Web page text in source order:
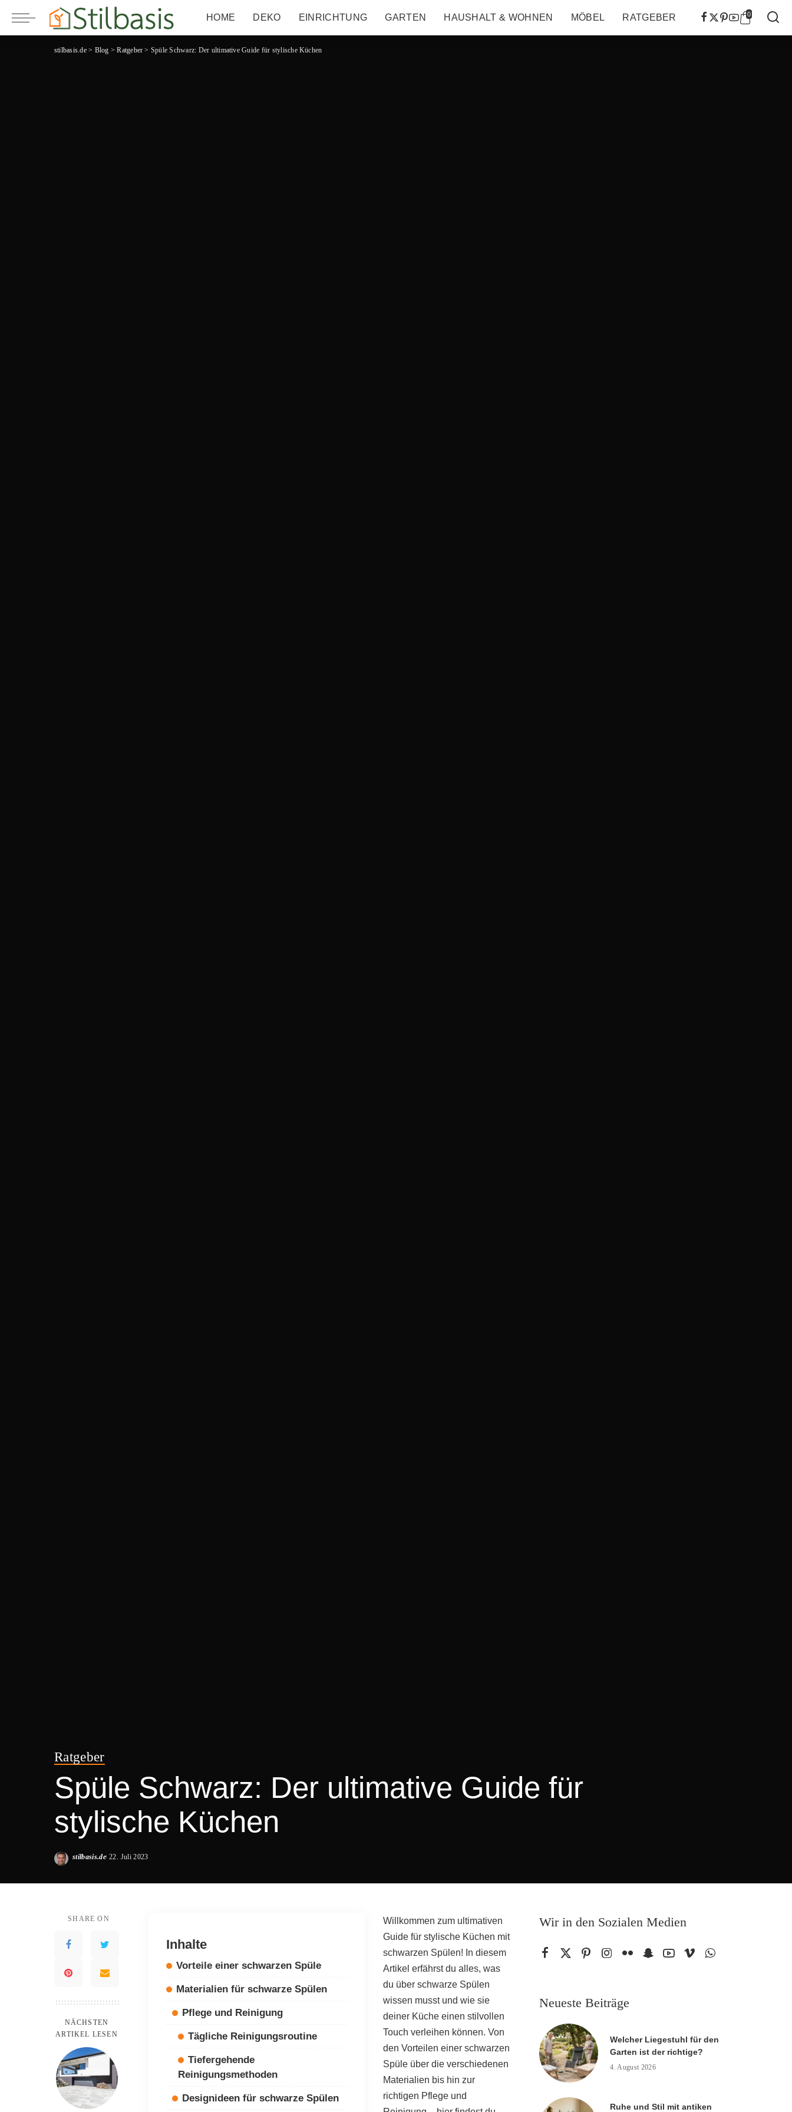
HOME DEKO EINRICHTUNG GARTEN HAUSHALT & WOHNEN MÖBEL RATGEBER 0
stilbasis.de> Blog >Ratgeber > Spüle Schwarz: Der ultimative Guide für stylische Küchen
Ratgeber
Spüle Schwarz: Der ultimative Guide für
stylische Küchen
Posted
stilbasis.de 22. Juli 2023
SHARE ON
NÄCHSTEN
ARTIKEL LESEN
Inhalte
Vorteile einer schwarzen Spüle
Materialien für schwarze Spülen
Pflege und Reinigung
Tägliche Reinigungsroutine
Tiefergehende
Reinigungsmethoden
Designideen für schwarze Spülen
Willkommen zum ultimativen
Guide für stylische Küchen mit
schwarzen Spülen! In diesem
Artikel erfährst du alles, was
du über schwarze Spülen
wissen musst und wie sie
deiner Küche einen stilvollen
Touch verleihen können. Von
den Vorteilen einer schwarzen
Spüle über die verschiedenen
Materialien bis hin zur
richtigen Pflege und
Wir in den Sozialen Medien
Neueste Beiträge
Welcher Liegestuhl für den
Garten ist der richtige?
4. August 2026
Ruhe und Stil mit antiken